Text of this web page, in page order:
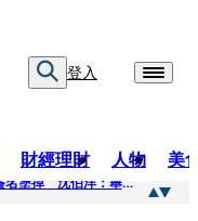
登入
財經理財 人物 美
「簽名牆變戰場！」饒河夜市小吃店把簽名塗掉 沈伯洋：舉雙手贊成